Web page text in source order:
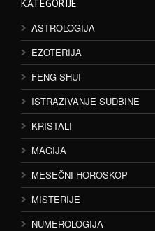
KATEGORIJE
ASTROLOGIJA
EZOTERIJA
FENG SHUI
ISTRAŽIVANJE SUDBINE
KRISTALI
MAGIJA
MESEČNI HOROSKOP
MISTERIJE
NUMEROLOGIJA